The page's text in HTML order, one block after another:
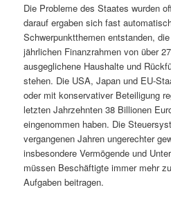
Die Probleme des Staates wurden
darauf ergaben sich fast
Schwerpunktthemen entstanden,
jährlichen Finanzrahmen von über
ausgeglichene Haushalte und
stehen. Die USA, Japan und EU-
oder mit konservativer Beteiligung
letzten Jahrzehnten 38 Billionen
eingenommen haben. Die
vergangenen Jahren ungerechter
insbesondere Vermögende und
müssen Beschäftigte immer mehr
Aufgaben beitragen.